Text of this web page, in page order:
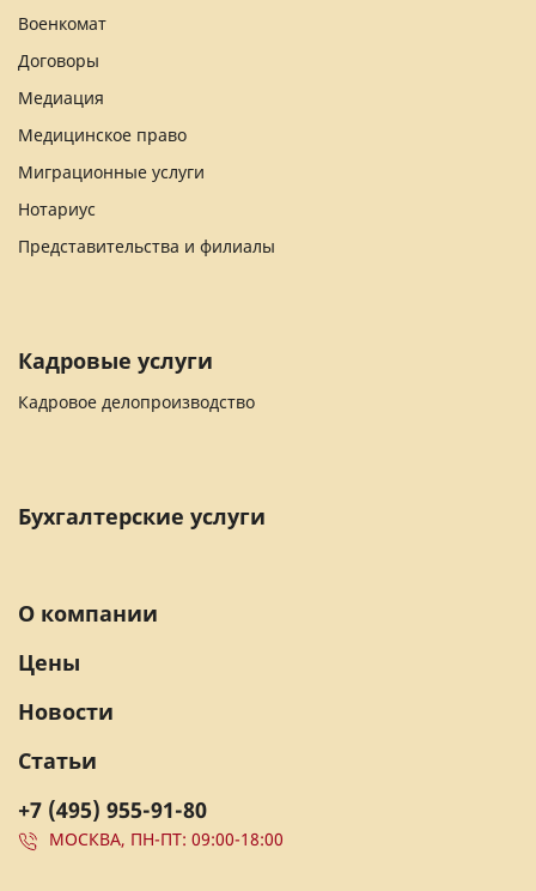
Военкомат
Договоры
Медиация
Медицинское право
Миграционные услуги
Нотариус
Представительства и филиалы
Кадровые услуги
Кадровое делопроизводство
Бухгалтерские услуги
+7 (495) 955-91-80
МОСКВА, ПН-ПТ: 09:00-18:00
О компании
Цены
Новости
Статьи